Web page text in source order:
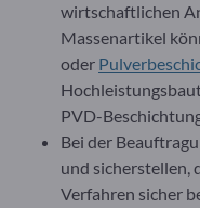
wirtschaftlichen
Massenartikel
oder
PVD-
Bei der
und sicherstellen,
Verfahren sicher